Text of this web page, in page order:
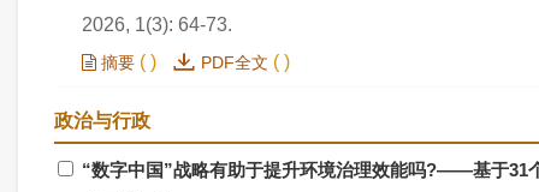
2026, 1(3): 64-73.
摘要 ( ) PDF全文 ( )
政治与行政
“数字中国”战略有助于提升环境治理效能吗?——基于31